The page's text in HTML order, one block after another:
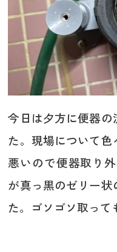
今日は夕方に便器
た。現場について
悪いので便器取り
が真っ黒のゼリー
た。ゴソゴソ取って